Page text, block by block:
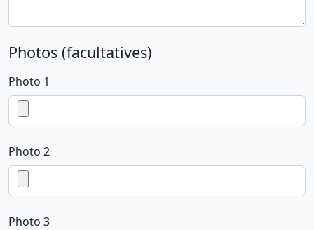
Photos (facultatives)
Photo 1
Photo 2
Photo 3